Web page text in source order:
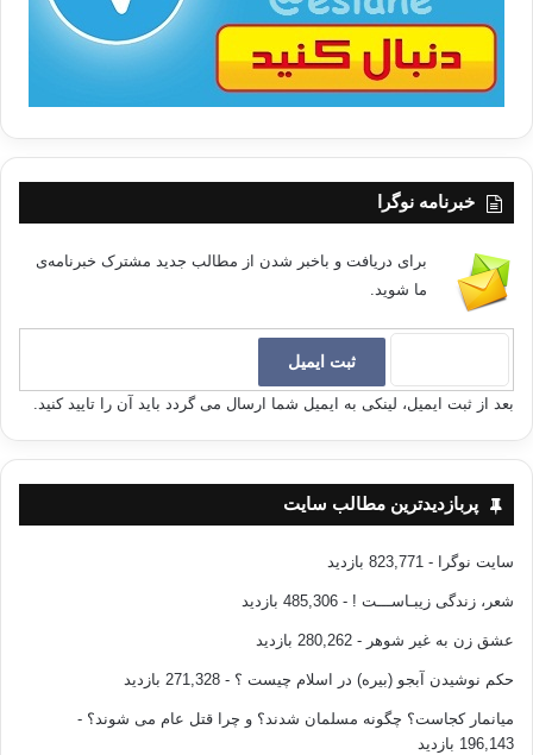
خبرنامه نوگرا
برای دریافت و باخبر شدن از مطالب جدید مشترک خبرنامه‌ی
ما شوید.
بعد از ثبت ایمیل، لینکی به ایمیل شما ارسال می گردد باید آن را تایید کنید.
پربازدیدترین مطالب سایت
سایت نوگرا - 823,771 بازدید
شعر، زندگی زیبـاســـت ! - 485,306 بازدید
عشق زن به غیر شوهر - 280,262 بازدید
حکم نوشیدن آبجو (بیره) در اسلام چیست ؟ - 271,328 بازدید
میانمار کجاست؟ چگونه مسلمان شدند؟ و چرا قتل عام می شوند؟ -
196,143 بازدید